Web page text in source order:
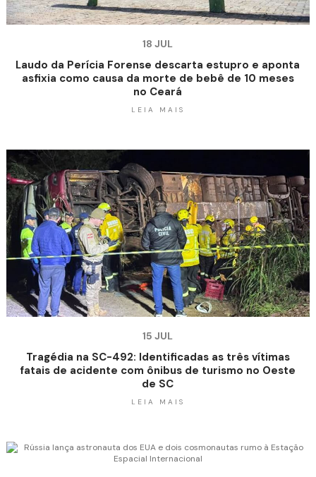
18 JUL
Laudo da Perícia Forense descarta estupro e aponta
asfixia como causa da morte de bebê de 10 meses
no Ceará
LEIA MAIS
15 JUL
Tragédia na SC-492: Identificadas as três vítimas
fatais de acidente com ônibus de turismo no Oeste
de SC
LEIA MAIS